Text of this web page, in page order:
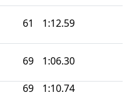
61 1:12.59
69 1:06.30
69 1:10.74